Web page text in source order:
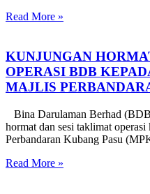
Read More »
KUNJUNGAN
OPERASI BDB
MAJLIS
Bina Darulaman Berhad
hormat dan sesi taklimat
Perbandaran Kubang Pasu
Read More »